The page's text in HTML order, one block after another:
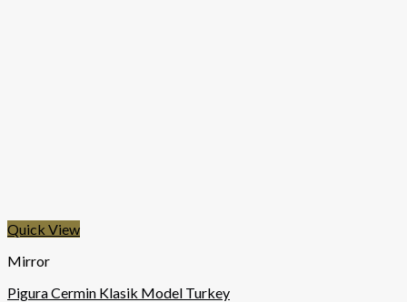
Quick View
Mirror
Pigura Cermin Klasik Model Turkey